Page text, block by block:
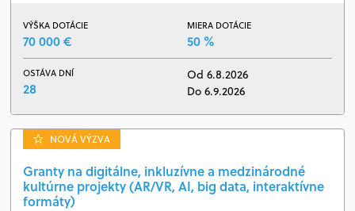
VÝŠKA DOTÁCIE
70 000 €
MIERA DOTÁCIE
50 %
OSTÁVA DNÍ
28
Od 6.8.2026
Do 6.9.2026
NOVÁ VÝZVA
Granty na digitálne, inkluzívne a medzinárodné
kultúrne projekty (AR/VR, AI, big data, interaktívne
formáty)